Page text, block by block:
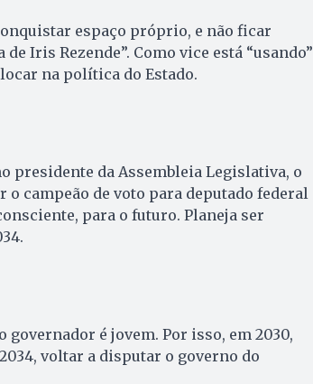
espaço próprio, e não ficar
Iris Rezende”. Como vice está “usando”
na política do Estado.
presidente da Assembleia Legislativa, o
o campeão de voto para deputado federal
para o futuro. Planeja ser
governador é jovem. Por isso, em 2030,
voltar a disputar o governo do